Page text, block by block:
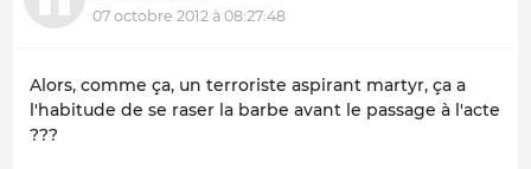
07 octobre 2012 à 08:27:48
Alors, comme ça, un terroriste aspirant martyr, ça a
l'habitude de se raser la barbe avant le passage à l'acte
???